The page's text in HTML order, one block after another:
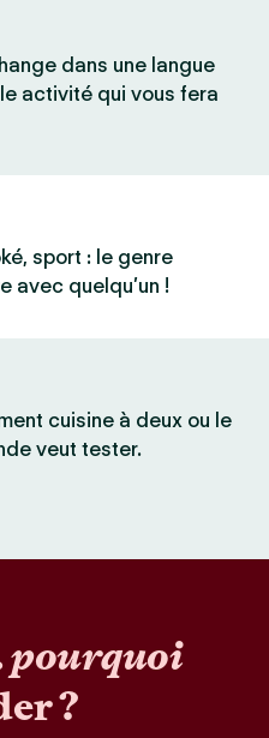
dans une langue
activité qui vous fera
sport : le genre
avec quelqu’un !
cuisine à deux ou le
veut tester.
pourquoi
?